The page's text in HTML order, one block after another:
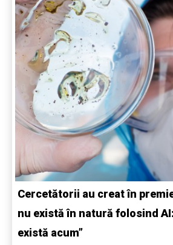
Cercetătorii au creat în
nu există în natură folosind
există acum”